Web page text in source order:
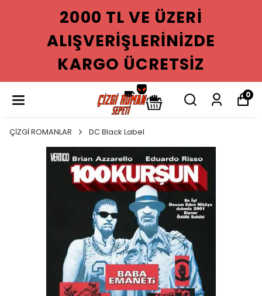
2000 TL VE ÜZERI
ALIŞVERIŞLERINIZDE
KARGO ÜCRETSIZ
0
ÇİZGİ ROMANLAR DC Black Label